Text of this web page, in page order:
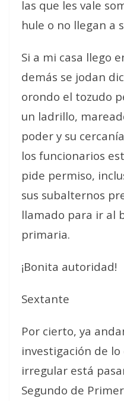
las que les vale
hule o no llegan a
Si a mi casa llego
demás se jodan
orondo el tozudo
un ladrillo,
poder y su
los funcionarios
pide permiso,
sus subalternos
llamado para ir al
primaria.
¡Bonita autoridad!
Sextante
Por cierto, ya
investigación de
irregular está
Segundo de